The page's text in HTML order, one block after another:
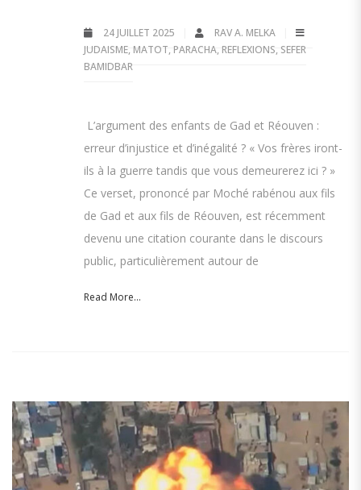
24 JUILLET 2025
RAV A. MELKA
JUDAISME, MATOT, PARACHA, REFLEXIONS, SEFER
BAMIDBAR
L’argument des enfants de Gad et Réouven :
erreur d’injustice et d’inégalité ? « Vos frères iront-
ils à la guerre tandis que vous demeurerez ici ? »
Ce verset, prononcé par Moché rabénou aux fils
de Gad et aux fils de Réouven, est récemment
devenu une citation courante dans le discours
public, particulièrement autour de
Read More...